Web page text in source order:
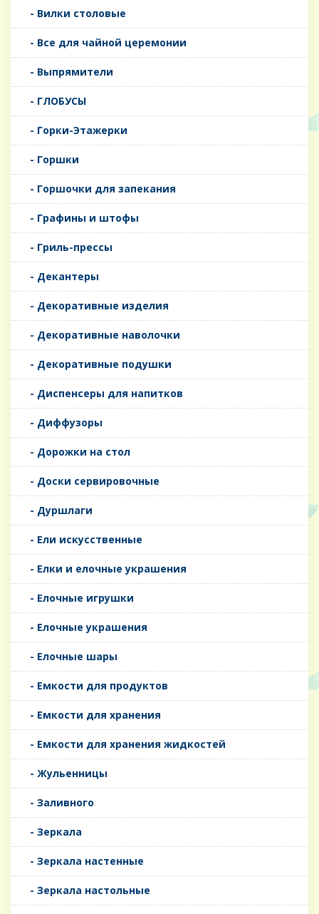
- Вилки столовые
- Все для чайной церемонии
- Выпрямители
- ГЛОБУСЫ
- Горки-Этажерки
- Горшки
- Горшочки для запекания
- Графины и штофы
- Гриль-прессы
- Декантеры
- Декоративные изделия
- Декоративные наволочки
- Декоративные подушки
- Диспенсеры для напитков
- Диффузоры
- Дорожки на стол
- Доски сервировочные
- Дуршлаги
- Ели искусственные
- Елки и елочные украшения
- Елочные игрушки
- Елочные украшения
- Елочные шары
- Емкости для продуктов
- Емкости для хранения
- Емкости для хранения жидкостей
- Жульенницы
- Заливного
- Зеркала
- Зеркала настенные
- Зеркала настольные